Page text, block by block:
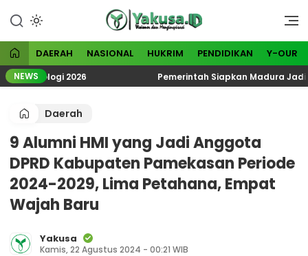
konten
Yakusa
Visioner dan Menginspirasi
DAERAH NASIONAL HUKRIM PENDIDIKAN Y-OUR
NEWS2026 Pemerintah Siapkan Madura Jadi
Daerah
9 Alumni HMI yang Jadi Anggota
DPRD Kabupaten Pamekasan Periode
2024-2029, Lima Petahana, Empat
Wajah Baru
Yakusa
Kamis, 22 Agustus 2024 - 00:21 WIB